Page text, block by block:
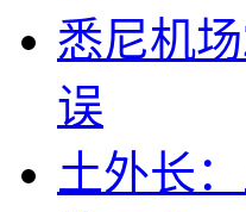
悉尼机
误
土外长